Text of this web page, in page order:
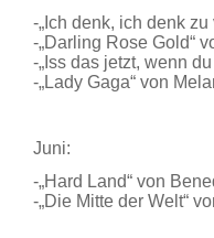
-„Ich denk, ich denk
-„Darling Rose Gold“
-„Iss das jetzt, wenn
-„Lady Gaga“ von
Juni:
-„Hard Land“ von
-„Die Mitte der Welt“